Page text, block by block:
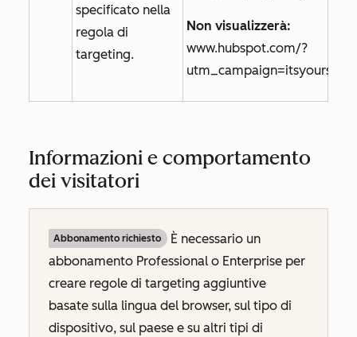
specificato nella
regola di
targeting.
Non visualizzerà:
www.hubspot.com/?
Informazioni e comportamento
dei visitatori
Abbonamento richiesto
È necessario un
abbonamento Professional o Enterprise per
creare regole di targeting aggiuntive
basate sulla lingua del browser, sul tipo di
dispositivo, sul paese e su altri tipi di